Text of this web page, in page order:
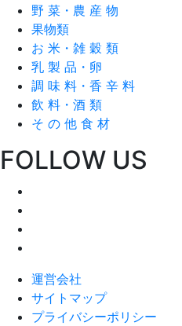
野 菜・農 産 物
果物類
お 米・雑 穀 類
乳 製 品・卵
調 味 料・香 辛 料
飲 料・酒 類
そ の 他 食 材
FOLLOW US
運営会社
サイトマップ
プライバシーポリシー